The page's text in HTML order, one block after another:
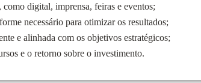
digital, imprensa, feiras e eventos;
necessário para otimizar os resultados;
e alinhada com os objetivos estratégicos;
e o retorno sobre o investimento.